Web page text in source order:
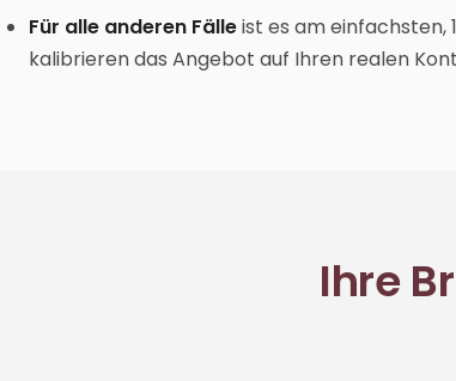
Für alle anderen Fälleist es am einfachsten,
kalibrieren das Angebot auf Ihren realen
Ihre